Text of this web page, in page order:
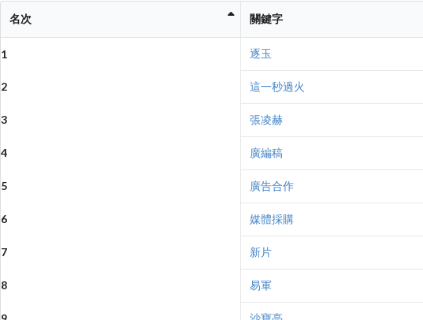
名次 關鍵字
1 逐玉
2 這一秒過火
3 張凌赫
4 廣編稿
5 廣告合作
6 媒體採購
7 新片
8 易軍